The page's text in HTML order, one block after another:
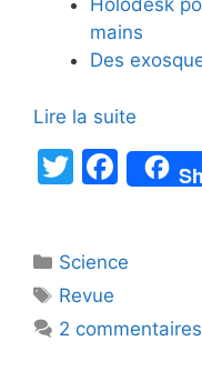
Holodesk
mains
Des
Lire la suite
T
er
F
a
e
o
Catégories
Science
Étiquettes
Revue
2 commentaires